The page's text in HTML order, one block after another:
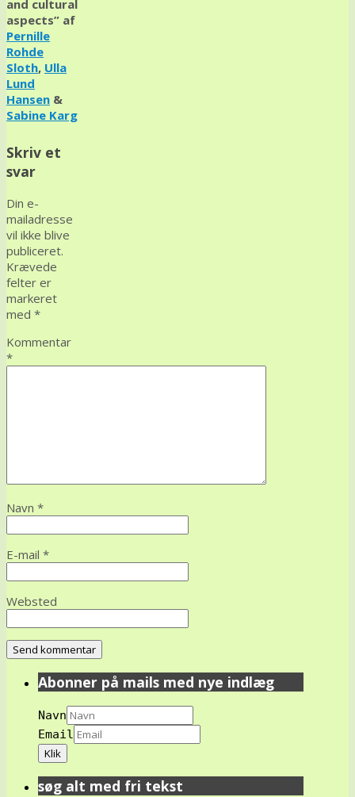
and cultural
aspects” af
Pernille
Rohde
Sloth, Ulla
Lund
Hansen &
Sabine Karg
Skriv et
svar
Din e-
mailadresse
vil ikke blive
publiceret.
Krævede
felter er
markeret
med *
Kommentar
*
Navn *
E-mail *
Websted
Abonner på mails med nye indlæg
Navn
Email
søg alt med fri tekst